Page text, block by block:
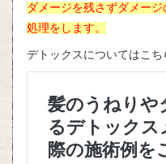
ダメージを残さずダメー
処理をします。
デトックスについてはこち